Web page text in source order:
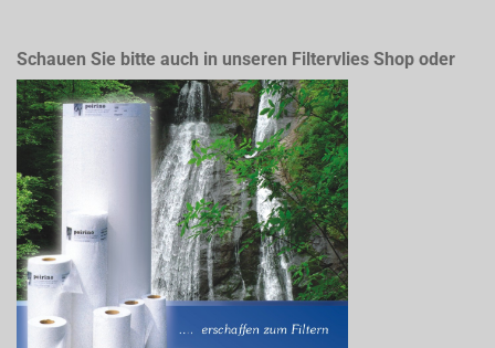
Schauen Sie bitte auch in unseren Filtervlies Shop oder